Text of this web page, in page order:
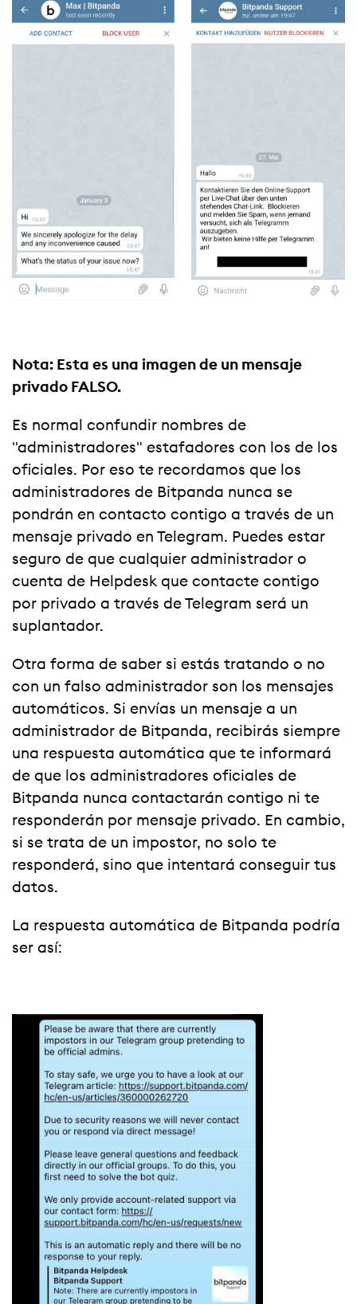
Nota: Esta es una imagen de un mensaje
privado FALSO.
Es normal confundir nombres de
"administradores" estafadores con los de los
oficiales. Por eso te recordamos que los
administradores de Bitpanda nunca se
pondrán en contacto contigo a través de un
mensaje privado en Telegram. Puedes estar
seguro de que cualquier administrador o
cuenta de Helpdesk que contacte contigo
por privado a través de Telegram será un
suplantador.
Otra forma de saber si estás tratando o no
con un falso administrador son los mensajes
automáticos. Si envías un mensaje a un
administrador de Bitpanda, recibirás siempre
una respuesta automática que te informará
de que los administradores oficiales de
Bitpanda nunca contactarán contigo ni te
responderán por mensaje privado. En cambio,
si se trata de un impostor, no solo te
responderá, sino que intentará conseguir tus
datos.
La respuesta automática de Bitpanda podría
ser así: